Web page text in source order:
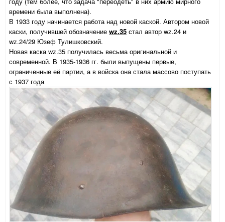
времени была выполнена).
В 1933 году начинается работа над новой каской. Автором новой
каски, получившей обозначение wz.35 стал автор wz.24 и
wz.24/29 Юзеф Тулишковский.
Новая каска wz.35 получилась весьма оригинальной и
современной. В 1935-1936 гг. были выпущены первые,
ограниченные её партии, а в войска она стала массово поступать
с 1937 года